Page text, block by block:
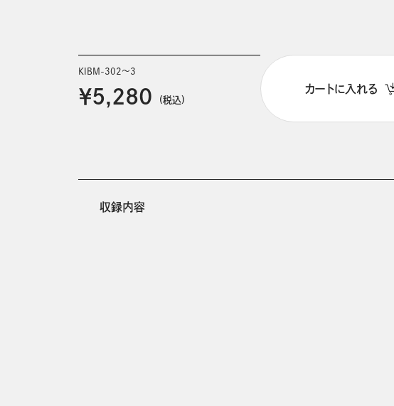
KIBM-302～3
￥5,280 (税込)
カートに入れる
収録内容